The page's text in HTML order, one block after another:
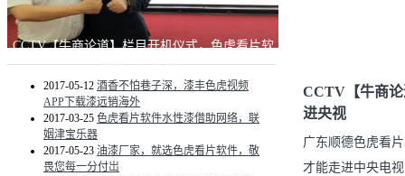
CCTV【牛商论道】栏目开机仪式，色虎看片软
CCTV【牛商
进央视
广东顺德色虎看
才能走进中央电
2017-05-12 酒香不怕巷子深，漆丰色虎视频
APP下载漆远销海外
2017-03-25 色虎看片软件水性漆借助网络，联
姻津宝乐器
2017-05-23 油漆厂家，就选色虎看片软件，敬
畏您每一分付岀